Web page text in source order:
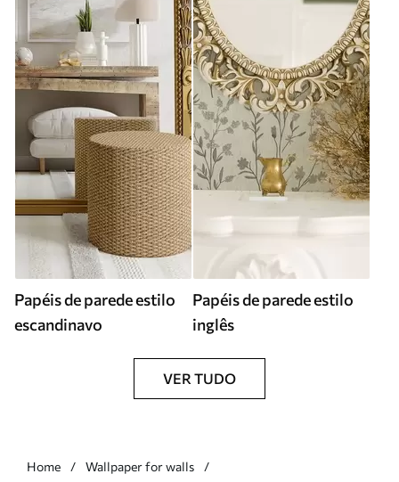
Papéis de parede estilo
escandinavo
Papéis de parede estilo
inglês
VER TUDO
Home
Wallpaper for walls